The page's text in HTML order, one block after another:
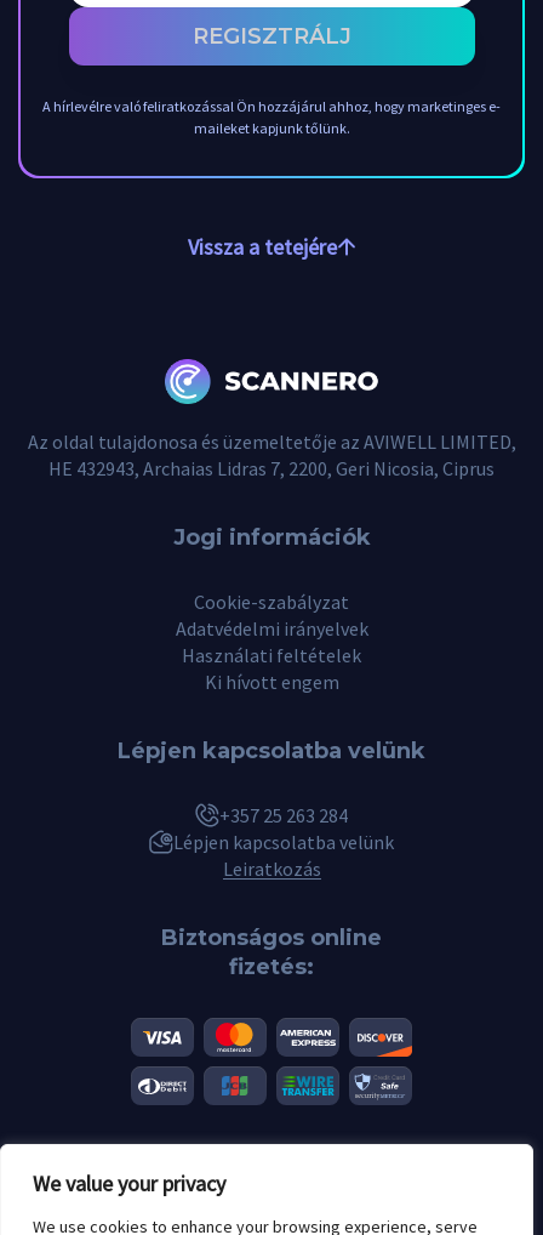
We value your privacy
We use cookies to enhance your browsing experience, serve
REGISZTRÁLJ
A hírlevélre való feliratkozással Ön hozzájárul ahhoz, hogy marketinges e-
maileket kapjunk tőlünk.
Vissza a tetejére
Az oldal tulajdonosa és üzemeltetője az AVIWELL LIMITED,
HE 432943, Archaias Lidras 7, 2200, Geri Nicosia, Ciprus
Jogi információk
Cookie-szabályzat
Adatvédelmi irányelvek
Használati feltételek
Ki hívott engem
Lépjen kapcsolatba velünk
+357 25 263 284
Lépjen kapcsolatba velünk
Leiratkozás
Biztonságos online
fizetés:
© 2026 Scannero.blog. Minden márka a megfelelő tulajdonosok
tulajdonát képezi.